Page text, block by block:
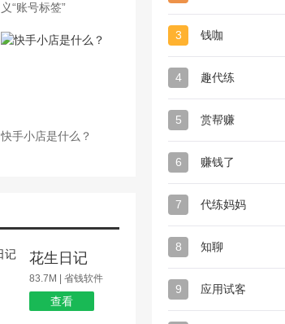
义“账号标签”
快手小店是什么？
花生日记
83.7M | 省钱软件
查看
3 钱咖
4 趣代练
5 赏帮赚
6 赚钱了
7 代练妈妈
8 知聊
9 应用试客